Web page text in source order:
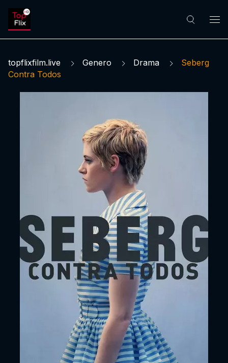
topflixfilm.live Genero Drama
Seberg
Contra Todos